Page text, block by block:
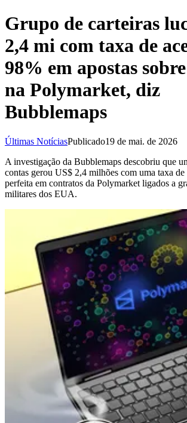
Grupo de carteiras
2,4 mi com taxa de
98% em apostas
na Polymarket, diz
Bubblemaps
Últimas NotíciasPublicado19 de mai. de 2026
A investigação da Bubblemaps descobriu que
contas gerou US$ 2,4 milhões com uma taxa de
perfeita em contratos da Polymarket ligados a
militares dos EUA.